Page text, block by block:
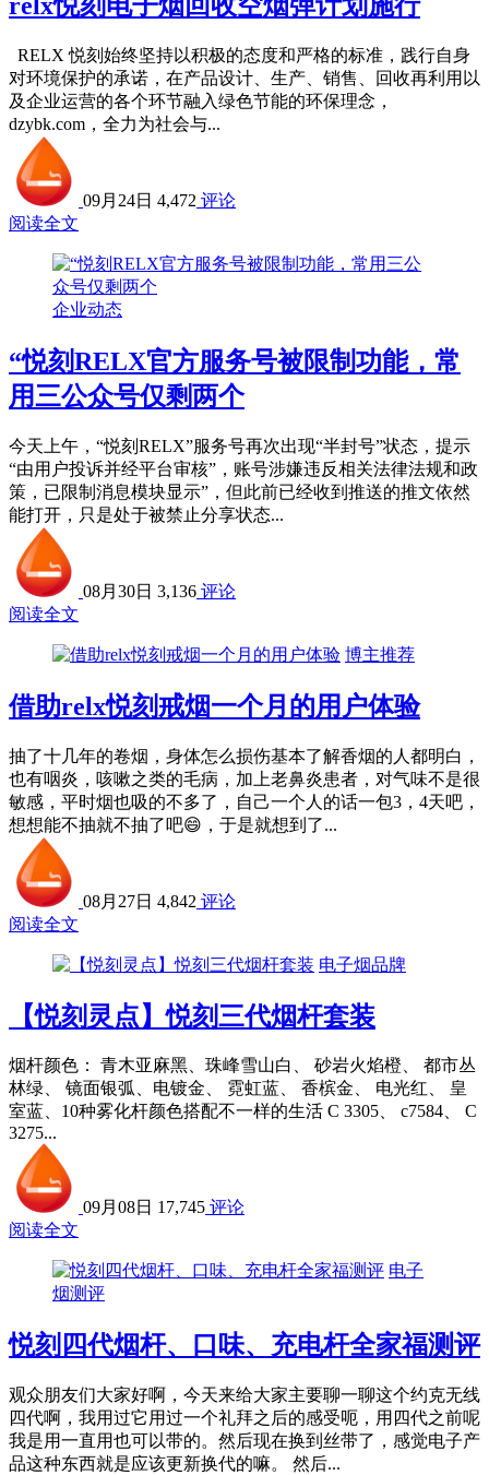
RELX 悦刻始终坚持以积极的态度和严格的标准，践行自身
对环境保护的承诺，在产品设计、生产、销售、回收再利用以
及企业运营的各个环节融入绿色节能的环保理念，
dzybk.com，全力为社会与...
09月24日 4,472 评论
阅读全文
企业动态
“悦刻RELX官方服务号被限制功能，常
用三公众号仅剩两个
今天上午，“悦刻RELX”服务号再次出现“半封号”状态，提示
“由用户投诉并经平台审核”，账号涉嫌违反相关法律法规和政
策，已限制消息模块显示”，但此前已经收到推送的推文依然
能打开，只是处于被禁止分享状态...
08月30日 3,136 评论
阅读全文
博主推荐
借助relx悦刻戒烟一个月的用户体验
抽了十几年的卷烟，身体怎么损伤基本了解香烟的人都明白，
也有咽炎，咳嗽之类的毛病，加上老鼻炎患者，对气味不是很
敏感，平时烟也吸的不多了，自己一个人的话一包3，4天吧，
想想能不抽就不抽了吧😄，于是就想到了...
08月27日 4,842 评论
阅读全文
电子烟品牌
【悦刻灵点】悦刻三代烟杆套装
烟杆颜色： 青木亚麻黑、珠峰雪山白、 砂岩火焰橙、 都市丛
林绿、 镜面银弧、电镀金、 霓虹蓝、 香槟金、 电光红、 皇
室蓝、10种雾化杆颜色搭配不一样的生活 C 3305、 c7584、 C
3275...
09月08日 17,745 评论
阅读全文
电子
烟测评
悦刻四代烟杆、口味、充电杆全家福测评
观众朋友们大家好啊，今天来给大家主要聊一聊这个约克无线
四代啊，我用过它用过一个礼拜之后的感受呃，用四代之前呢
我是用一直用也可以带的。然后现在换到丝带了，感觉电子产
品这种东西就是应该更新换代的嘛。 然后...